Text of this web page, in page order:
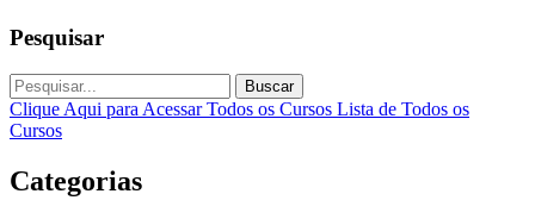
Pesquisar
Buscar
Clique Aqui para Acessar Todos os Cursos Lista de Todos os
Cursos
Categorias